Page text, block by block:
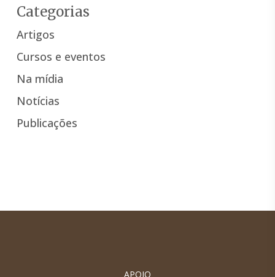
Categorias
Artigos
Cursos e eventos
Na mídia
Notícias
Publicações
APOIO